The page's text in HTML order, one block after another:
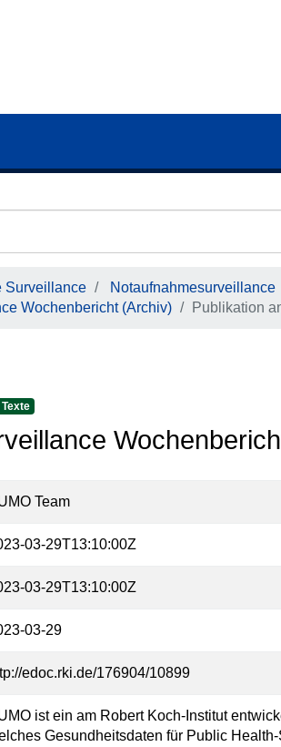
Surveillance
Notaufnahmesurveillance
Wochenbericht (Archiv)
Publikation
Team
03-29T13:10:00Z
03-29T13:10:00Z
03-29
edoc.rki.de/176904/10899
ist ein am Robert Koch-Institut
Gesundheitsdaten für Public